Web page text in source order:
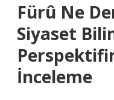
Fürû Ne
Siyaset
İnceleme